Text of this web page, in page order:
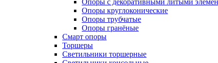
Опоры круглоконические
Опоры трубчатые
Опоры гранёные
Смарт опоры
Торшеры
Светильники торшерные